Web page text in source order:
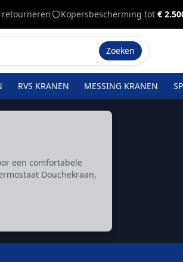
Kopersbescherming tot €
Zoeken
RVS KRANEN MESSING KRANEN
een comfortabele
Douchekraan,